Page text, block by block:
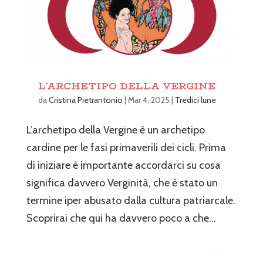
L’ARCHETIPO DELLA VERGINE
daCristina Pietrantonio | Mar 4, 2025 | Tredici lune
L’archetipo della Vergine è un archetipo
cardine per le fasi primaverili dei cicli. Prima
di iniziare è importante accordarci su cosa
significa davvero Verginità, che è stato un
termine iper abusato dalla cultura patriarcale.
Scoprirai che qui ha davvero poco a che...